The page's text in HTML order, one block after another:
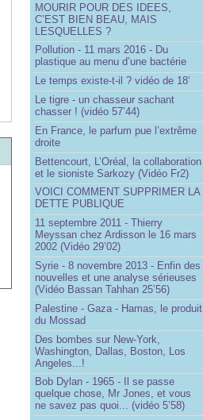
MOURIR POUR DES IDEES,
C’EST BIEN BEAU, MAIS
LESQUELLES ?
Pollution - 11 mars 2016 - Du
plastique au menu d’une bactérie
Le temps existe-t-il ? vidéo de 18’
Le tigre - un chasseur sachant
chasser ! (vidéo 57’44)
En France, le parfum pue l’extrême
droite
Bettencourt, L’Oréal, la collaboration
et le sioniste Sarkozy (Vidéo Fr2)
VOICI COMMENT SUPPRIMER LA
DETTE PUBLIQUE
11 septembre 2011 - Thierry
Meyssan chez Ardisson le 16 mars
2002 (Vidéo 29’02)
Syrie - 8 novembre 2013 - Enfin des
nouvelles et une analyse sérieuses
(Vidéo Bassan Tahhan 25’56)
Palestine - Gaza - Hamas, le produit
du Mossad
Des bombes sur New-York,
Washington, Dallas, Boston, Los
Angeles...!
Bob Dylan - 1965 - Il se passe
quelque chose, Mr Jones, et vous
ne savez pas quoi... (vidéo 5’58)